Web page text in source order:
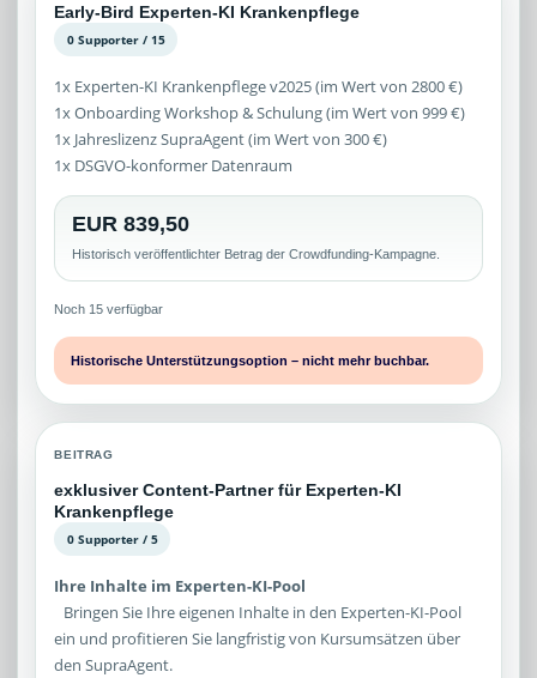
Early-Bird Experten-KI Krankenpflege
0 Supporter / 15
1x Experten-KI Krankenpflege v2025 (im Wert von 2800 €)
1x Onboarding Workshop & Schulung (im Wert von 999 €)
1x Jahreslizenz SupraAgent (im Wert von 300 €)
1x DSGVO-konformer Datenraum
EUR 839,50
Historisch veröffentlichter Betrag der Crowdfunding-Kampagne.
Noch 15 verfügbar
Historische Unterstützungsoption – nicht mehr buchbar.
BEITRAG
exklusiver Content-Partner für Experten-KI
Krankenpflege
0 Supporter / 5
Ihre Inhalte im Experten-KI-Pool
Bringen Sie Ihre eigenen Inhalte in den Experten-KI-Pool
ein und profitieren Sie langfristig von Kursumsätzen über
den SupraAgent.